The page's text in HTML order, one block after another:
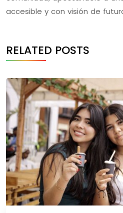
accesible y con visión de
RELATED POSTS